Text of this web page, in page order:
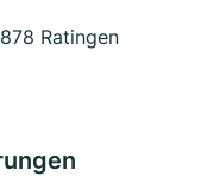
Ratingen